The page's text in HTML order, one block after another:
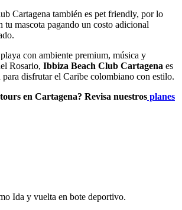
Cartagena también es pet friendly, por lo
tu mascota pagando un costo adicional
con ambiente premium, música y
Rosario, Ibbiza Beach Club Cartagena es
disfrutar el Caribe colombiano con estilo.
en Cartagena? Revisa nuestros planes
Ida y vuelta en bote deportivo.